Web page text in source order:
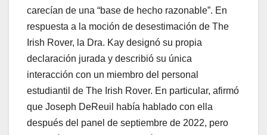
carecían de una “base de hecho razonable”. En
respuesta a la moción de desestimación de The
Irish Rover, la Dra. Kay designó su propia
declaración jurada y describió su única
interacción con un miembro del personal
estudiantil de The Irish Rover. En particular, afirmó
que Joseph DeReuil había hablado con ella
después del panel de septiembre de 2022, pero